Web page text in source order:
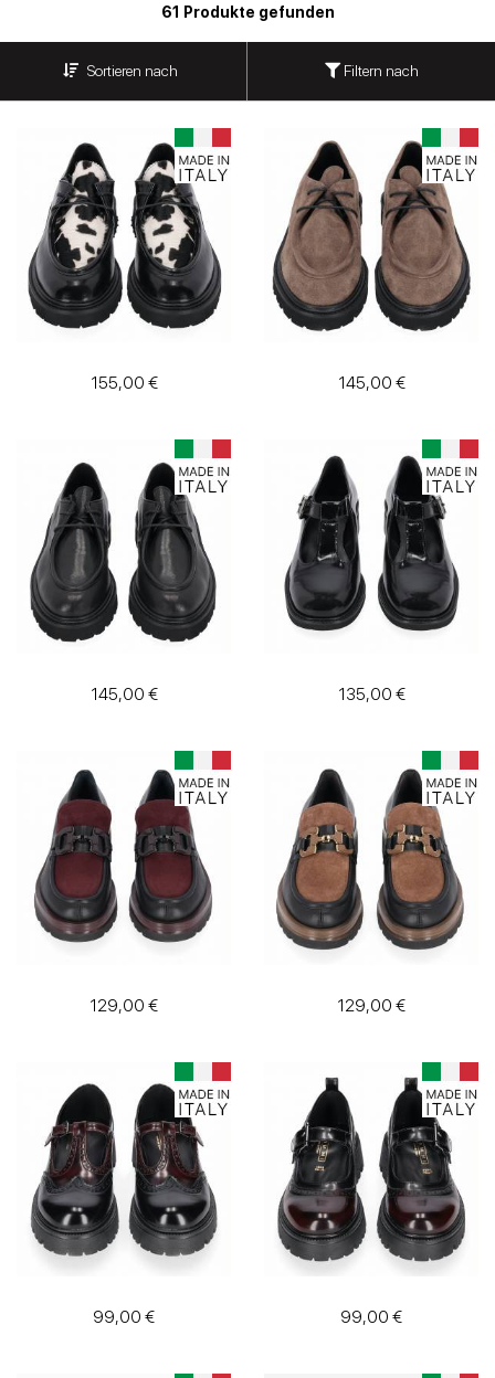
61 Produkte gefunden
Sortieren nach Filtern nach
155,00 € 145,00 €
145,00 € 135,00 €
129,00 € 129,00 €
99,00 € 99,00 €
Schnürschuhe
Slingback
Turnschuhe
Stiefel
Texans
Tronchetto
Wedges
Preis